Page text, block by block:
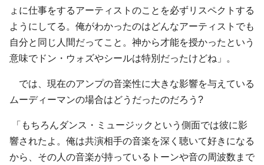
ょに仕事をするアーティストのことを必ずリスペクトする
ようにしてる。俺がわかったのはどんなアーティストでも
自分と同じ人間だってこと。神から才能を授かったという
意味でドン・ウォズやシールは特別だったけどね」。
では、現在のアンプの音楽性に大きな影響を与えている
ムーディーマンの場合はどうだったのだろう?
「もちろんダンス・ミュージックという側面では彼に影
響されたよ。俺は共演相手の音楽を深く聴いて好きになる
から、その人の音楽が持っているトーンや音の周波数まで